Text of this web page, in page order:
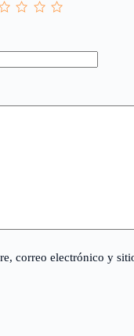
correo electrónico y